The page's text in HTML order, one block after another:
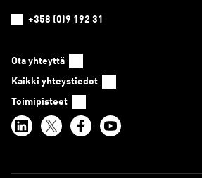
+358 (0)9 192 31
Ota yhteyttä
Kaikki yhteystiedot
Toimipisteet